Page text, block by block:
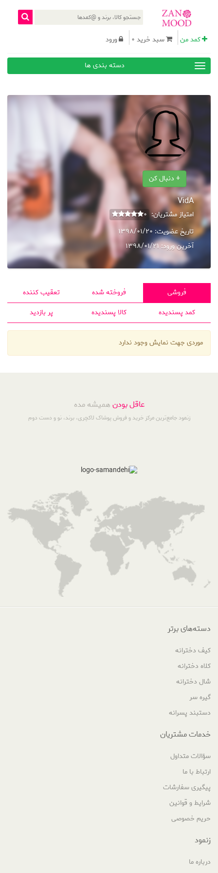
کمد من سبد خرید 0 ورود
دسته بندی ها
+ دنبال کن
VidA
امتیاز مشتریان: 0
تاریخ عضویت: 1398/01/20
آخرین ورود: 1398/01/21
فروشی فروخته شده
تعقیب کننده
کمد پسندیده
کالا پسندیده پر بازدید
موردی جهت نمایش وجود ندارد
عاقل بودنهمیشه مده
زنمود جامع‌ترین مرکز خرید و فروش پوشاک لاکچری، برند، نو و دست دوم
دسته‌های برتر
کیف دخترانه
کلاه دخترانه
شال دخترانه
گیره سر
دستبند پسرانه
خدمات مشتریان
سؤالات متداول
ارتباط با ما
پیگیری سفارشات
شرایط و قوانین
حریم خصوصی
زنمود
درباره ما